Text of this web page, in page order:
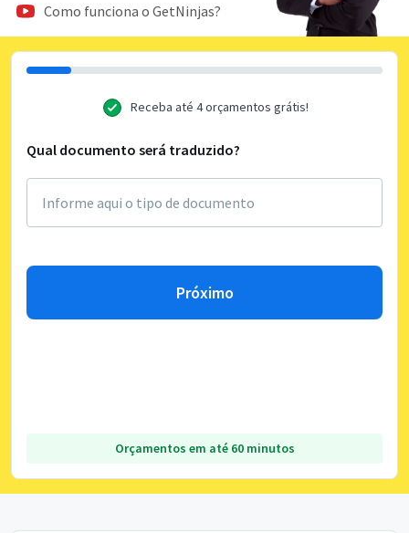
Como funciona o GetNinjas?
Receba até 4 orçamentos grátis!
Qual documento será traduzido?
Próximo
Orçamentos em até 60 minutos